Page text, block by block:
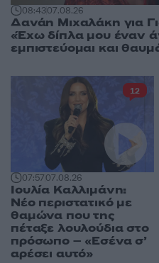
08:4307.08.26
Δανάη Μιχαλάκη για
«Έχω δίπλα μου έναν
εμπιστεύομαι και
07:5707.08.26
Ιουλία Καλλιμάνη:
Νέο περιστατικό με
θαμώνα που της
πέταξε λουλούδια στο
πρόσωπο – «Εσένα σ’
αρέσει αυτό»
12